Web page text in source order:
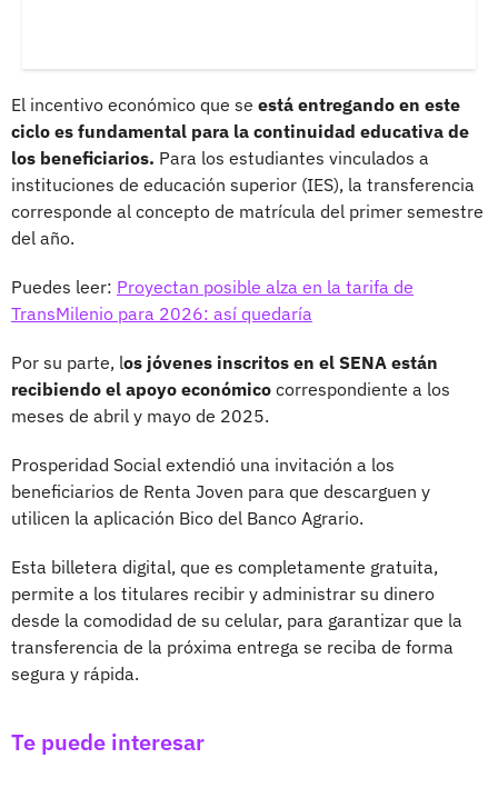
El incentivo económico que se está entregando en este
ciclo es fundamental para la continuidad educativa de
los beneficiarios. Para los estudiantes vinculados a
instituciones de educación superior (IES), la transferencia
corresponde al concepto de matrícula del primer semestre
del año.
Puedes leer: Proyectan posible alza en la tarifa de
TransMilenio para 2026: así quedaría
Por su parte, los jóvenes inscritos en el SENA están
recibiendo el apoyo económico correspondiente a los
meses de abril y mayo de 2025.
Prosperidad Social extendió una invitación a los
beneficiarios de Renta Joven para que descarguen y
utilicen la aplicación Bico del Banco Agrario.
Esta billetera digital, que es completamente gratuita,
permite a los titulares recibir y administrar su dinero
desde la comodidad de su celular, para garantizar que la
transferencia de la próxima entrega se reciba de forma
segura y rápida.
Te puede interesar